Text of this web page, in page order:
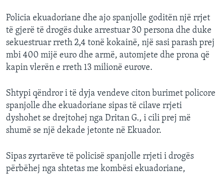
Policia ekuadoriane dhe ajo spanjolle goditën një rrjet
të gjerë të drogës duke arrestuar 30 persona dhe duke
sekuestruar rreth 2,4 tonë kokainë, një sasi parash prej
mbi 400 mijë euro dhe armë, automjete dhe prona që
kapin vlerën e rreth 13 milionë eurove.
Shtypi qëndror i të dyja vendeve citon burimet policore
spanjolle dhe ekuadoriane sipas të cilave rrjeti
dyshohet se drejtohej nga Dritan G., i cili prej më
shumë se një dekade jetonte në Ekuador.
Sipas zyrtarëve të policisë spanjolle rrjeti i drogës
përbëhej nga shtetas me kombësi ekuadoriane,